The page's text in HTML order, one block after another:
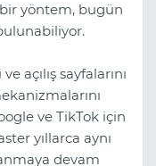
yöntem, bugün
açılış sayfalarını
ve TikTok için
yıllarca aynı
devam